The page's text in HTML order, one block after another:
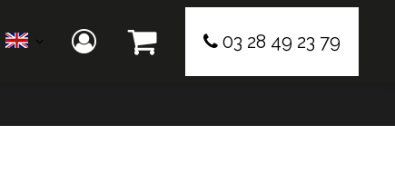
03 28 49 23 79